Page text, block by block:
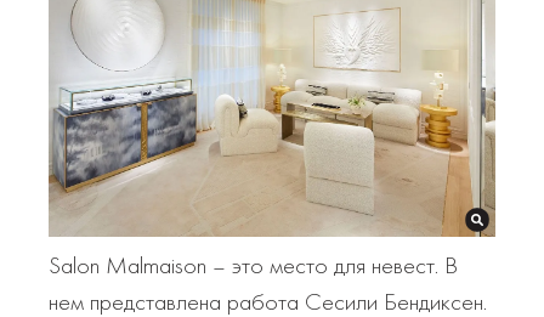
Salon Malmaison – это место для невест. В
нем представлена работа Сесили Бендиксен.